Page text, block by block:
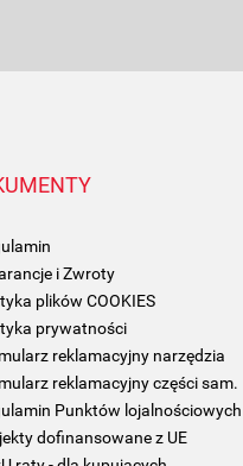
i Zwroty
plików COOKIES
prywatności
reklamacyjny narzędzia
reklamacyjny części sam.
Punktów lojalnościowych
dofinansowane z UE